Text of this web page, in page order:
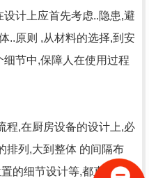
设计上应首先考虑..隐患,避
..原则 ,从材料的选择,到安
节中,保障人在使用过程
程,在厨房设备的设计上,必
排列,大到整体 的间隔布
的细节设计等,都直接影